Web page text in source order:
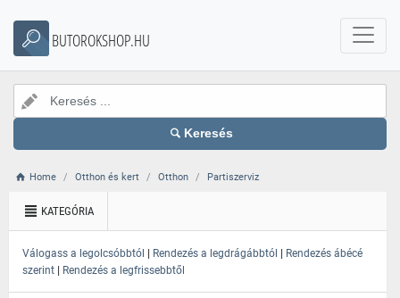
BUTOROKSHOP.HU
Keresés
Home Otthon és kert Otthon Partiszerviz
KATEGÓRIA
Válogass a legolcsóbbtól | Rendezés a legdrágábbtól | Rendezés ábécé
szerint | Rendezés a legfrissebbtől